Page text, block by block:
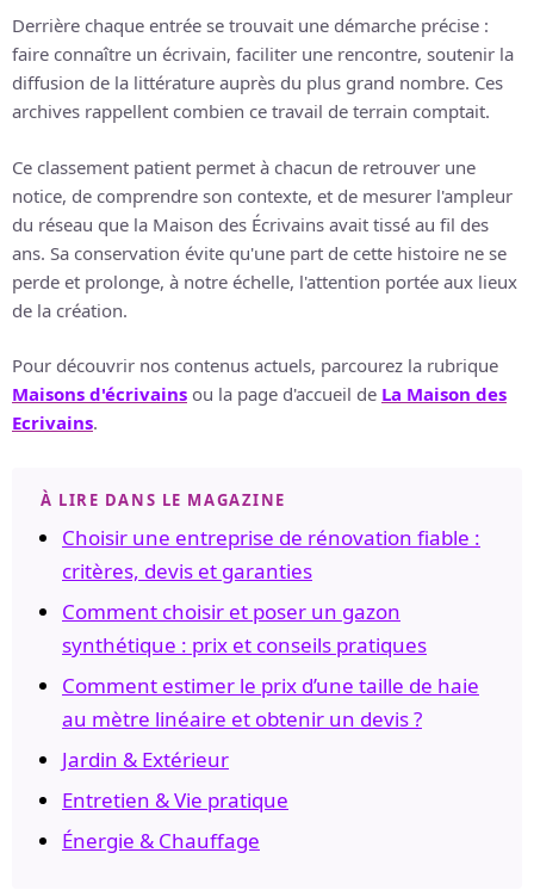
Derrière chaque entrée se trouvait une démarche précise :
faire connaître un écrivain, faciliter une rencontre, soutenir la
diffusion de la littérature auprès du plus grand nombre. Ces
archives rappellent combien ce travail de terrain comptait.
Ce classement patient permet à chacun de retrouver une
notice, de comprendre son contexte, et de mesurer l'ampleur
du réseau que la Maison des Écrivains avait tissé au fil des
ans. Sa conservation évite qu'une part de cette histoire ne se
perde et prolonge, à notre échelle, l'attention portée aux lieux
de la création.
Pour découvrir nos contenus actuels, parcourez la rubrique
Maisons d'écrivains ou la page d'accueil de La Maison des
Ecrivains.
À LIRE DANS LE MAGAZINE
Choisir une entreprise de rénovation fiable :
critères, devis et garanties
Comment choisir et poser un gazon
synthétique : prix et conseils pratiques
Comment estimer le prix d’une taille de haie
au mètre linéaire et obtenir un devis ?
Jardin & Extérieur
Entretien & Vie pratique
Énergie & Chauffage